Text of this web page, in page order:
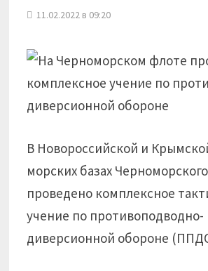
11.02.2022 в 09:20
В Новороссийской и
морских базах
проведено комплексное
учение по противоподводно-
диверсионной обороне